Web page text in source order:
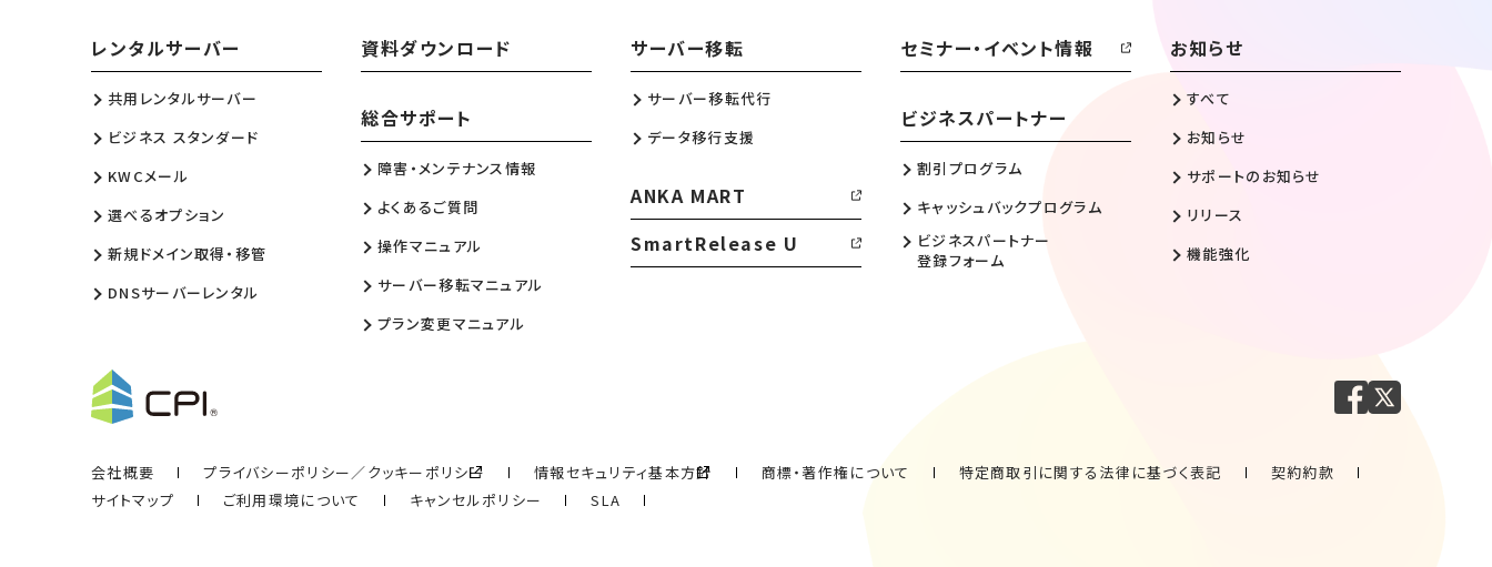
レンタルサーバー
共用レンタルサーバー
ビジネス スタンダード
KWCメール
選べるオプション
新規ドメイン取得・移管
DNSサーバーレンタル
資料ダウンロード
総合サポート
障害・メンテナンス情報
よくあるご質問
操作マニュアル
サーバー移転マニュアル
プラン変更マニュアル
サーバー移転
サーバー移転代行
データ移行支援
ANKA MART
SmartRelease U
セミナー・イベント情報
ビジネスパートナー
割引プログラム
キャッシュバックプログラム
ビジネスパートナー
登録フォーム
お知らせ
すべて
お知らせ
サポートのお知らせ
リリース
機能強化
会社概要 プライバシーポリシー／クッキーポリシー 情報セキュリティ基本方針 商標・著作権について 特定商取引に関する法律に基づく表記
契約約款
サイトマップ
ご利用環境について キャンセルポリシー SLA